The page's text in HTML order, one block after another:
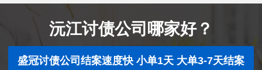
沅江讨债公司哪家好？
盛冠讨债公司结案速度快 小单1天 大单3-7天结案